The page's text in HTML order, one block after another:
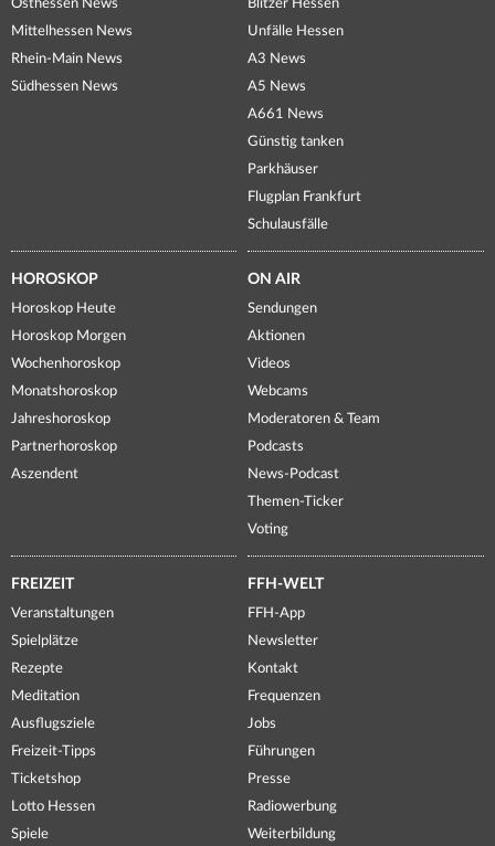
Osthessen News
Mittelhessen News
Rhein-Main News
Südhessen News
Blitzer Hessen
Unfälle Hessen
A3 News
A5 News
A661 News
Günstig tanken
Parkhäuser
Flugplan Frankfurt
Schulausfälle
HOROSKOP
Horoskop Heute
Horoskop Morgen
Wochenhoroskop
Monatshoroskop
Jahreshoroskop
Partnerhoroskop
Aszendent
ON AIR
Sendungen
Aktionen
Videos
Webcams
Moderatoren & Team
Podcasts
News-Podcast
Themen-Ticker
Voting
FREIZEIT
Veranstaltungen
Spielplätze
Rezepte
Meditation
Ausflugsziele
Freizeit-Tipps
Ticketshop
Lotto Hessen
Spiele
FFH-WELT
FFH-App
Newsletter
Kontakt
Frequenzen
Jobs
Führungen
Presse
Radiowerbung
Weiterbildung